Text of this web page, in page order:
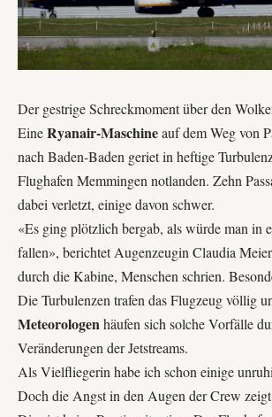
Der gestrige Schreckmoment über den
EineRyanair-Maschineauf dem Weg von
nach Baden-Baden geriet in heftige
Flughafen Memmingen notlanden. Zehn
dabei verletzt, einige davon schwer.
«Es ging plötzlich bergab, als würde man in
fallen», berichtet Augenzeugin Claudia
durch die Kabine, Menschen schrien.
Die Turbulenzen trafen das Flugzeug völlig
Meteorologenhäufen sich solche Vorfälle
Veränderungen derJetstreams.
Als Vielfliegerin habe ich schon einige
Doch die Angst in den Augen der Crew